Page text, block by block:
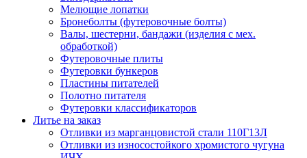
Мелющие лопатки
Бронеболты (футеровочные болты)
Валы, шестерни, бандажи (изделия с мех.
обработкой)
Футеровочные плиты
Футеровки бункеров
Пластины питателей
Полотно питателя
Футеровки классификаторов
Литье на заказ
Отливки из марганцовистой стали 110Г13Л
Отливки из износостойкого хромистого чугуна